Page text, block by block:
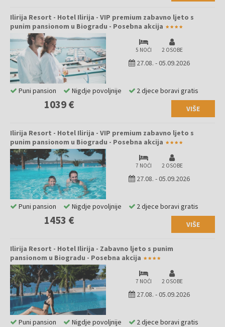
Ilirija Resort - Hotel Ilirija - VIP premium zabavno ljeto s
punim pansionom u Biogradu - Posebna akcija
5 NOĆI 2 OSOBE
27.08. -05.09.2026
1039 € VIŠE
Puni pansion Nigdje povoljnije 2 djece boravi gratis
Ilirija Resort - Hotel Ilirija - VIP premium zabavno ljeto s
punim pansionom u Biogradu - Posebna akcija
7 NOĆI 2 OSOBE
27.08. -05.09.2026
1453 € VIŠE
Puni pansion Nigdje povoljnije 2 djece boravi gratis
Ilirija Resort - Hotel Ilirija - Zabavno ljeto s punim
pansionom u Biogradu - Posebna akcija
7 NOĆI 2 OSOBE
27.08. -05.09.2026
Puni pansion Nigdje povoljnije 2 djece boravi gratis